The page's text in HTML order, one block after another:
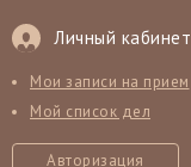
Личный кабинет
Мои записи на прием
Мой список дел
Авторизация